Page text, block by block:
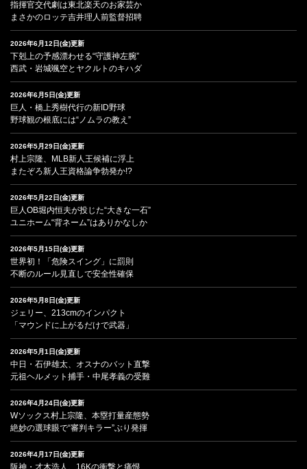
指揮官交代劇は東北楽天のお家芸か
まさかのロッテ吉井理人前監督招聘
2026年6月12日(金)更新
下剋上の予感漂わせる“守護神左腕”
西武・岩城颯空とヤクルトのキハダ
2026年6月5日(金)更新
巨人・橋上秀樹代行の新ID野球
野球観の根底には“ノムラの教え”
2026年5月29日(金)更新
村上宗隆、MLB新人王候補に浮上
またぞろ新人王資格論争勃発か!?
2026年5月22日(金)更新
巨人OB堀内恒夫が投じた“大きな一石”
ユニホーム“背ネーム”はありかなしか
2026年5月15日(金)更新
世界初！「危険スイング」に罰則
不断のルール見直しで安全性確保
2026年5月8日(金)更新
ジェリー、213cmのインパクト
「マウンドに上がるだけで武器」
2026年5月1日(金)更新
中日・石伊雄太、オスナのバット直撃
元祖ヘルメット捕手・中尾孝義の受難
2026年4月24日(金)更新
Wソックス村上宗隆、本塁打量産態勢
絶妙の選球眼で“審判キラー”ぶり発揮
2026年4月17日(金)更新
阪神・才木浩人、16Kの衝撃と痛恨